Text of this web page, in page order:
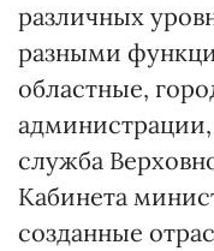
различных
разными
областные,
служба
Кабинета
созданные